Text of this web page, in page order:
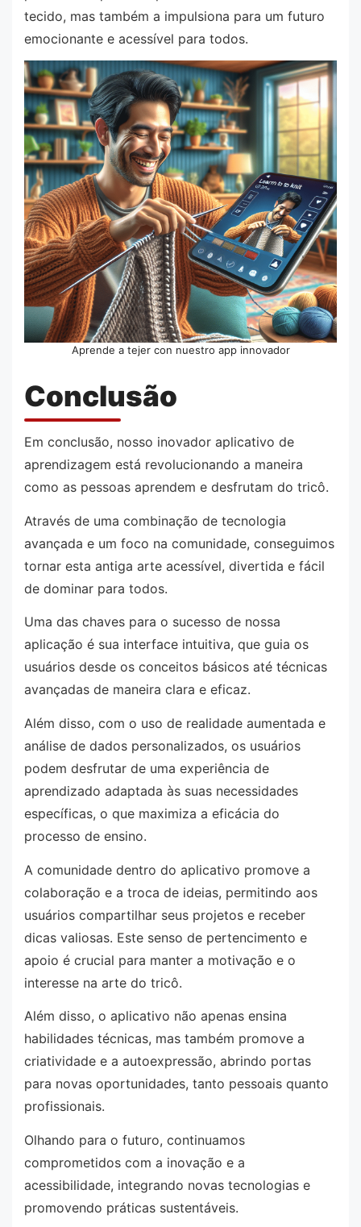
tecido, mas também a impulsiona para um futuro
emocionante e acessível para todos.
Aprende a tejer con nuestro app innovador
Conclusão
Em conclusão, nosso inovador aplicativo de
aprendizagem está revolucionando a maneira
como as pessoas aprendem e desfrutam do tricô.
Através de uma combinação de tecnologia
avançada e um foco na comunidade, conseguimos
tornar esta antiga arte acessível, divertida e fácil
de dominar para todos.
Uma das chaves para o sucesso de nossa
aplicação é sua interface intuitiva, que guia os
usuários desde os conceitos básicos até técnicas
avançadas de maneira clara e eficaz.
Além disso, com o uso de realidade aumentada e
análise de dados personalizados, os usuários
podem desfrutar de uma experiência de
aprendizado adaptada às suas necessidades
específicas, o que maximiza a eficácia do
processo de ensino.
A comunidade dentro do aplicativo promove a
colaboração e a troca de ideias, permitindo aos
usuários compartilhar seus projetos e receber
dicas valiosas. Este senso de pertencimento e
apoio é crucial para manter a motivação e o
interesse na arte do tricô.
Além disso, o aplicativo não apenas ensina
habilidades técnicas, mas também promove a
criatividade e a autoexpressão, abrindo portas
para novas oportunidades, tanto pessoais quanto
profissionais.
Olhando para o futuro, continuamos
comprometidos com a inovação e a
acessibilidade, integrando novas tecnologias e
promovendo práticas sustentáveis.